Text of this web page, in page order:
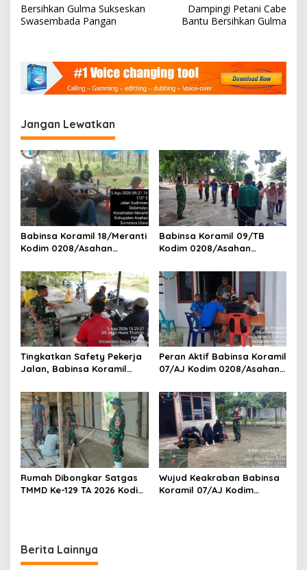
i
a
s
i
p
o
s
Bersihkan Gulma Sukseskan
Swasembada Pangan
Dampingi Petani Cabe
Bantu Bersihkan Gulma
Jangan Lewatkan
Babinsa Koramil 18/Meranti
Kodim 0208/Asahan
Komsos Dengan Warga
Masyarakat Binaan
Babinsa Koramil 09/TB
Kodim 0208/Asahan
Lewat Wasbang Kepada
Siswa-siswi MAN1 Kota
Tanjung Balai
Tingkatkan Safety Pekerja
Jalan, Babinsa Koramil
Gelar Komsos Bersama Tim
Pemotong Rumput Dinas PU
Peran Aktif Babinsa Koramil
07/AJ Kodim 0208/Asahan
Kantor Desa Air Joman
Rumah Dibongkar Satgas
TMMD Ke-129 TA 2026 Kodim
Terwujud
Wujud Keakraban Babinsa
Koramil 07/AJ Kodim
Berita Lainnya